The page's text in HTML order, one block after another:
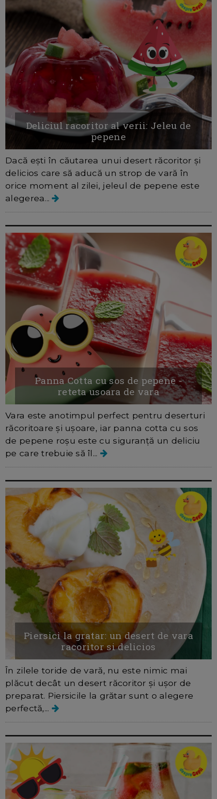
Deliciul racoritor al verii: Jeleu de
pepene
Dacă ești în căutarea unui desert răcoritor și
delicios care să aducă un strop de vară în
orice moment al zilei, jeleul de pepene este
alegerea...
Panna Cotta cu sos de pepene -
reteta usoara de vara
Vara este anotimpul perfect pentru deserturi
răcoritoare și ușoare, iar panna cotta cu sos
de pepene roșu este cu siguranță un deliciu
pe care trebuie să îl...
Piersici la gratar: un desert de vara
racoritor si delicios
În zilele toride de vară, nu este nimic mai
plăcut decât un desert răcoritor și ușor de
preparat. Piersicile la grătar sunt o alegere
perfectă,...